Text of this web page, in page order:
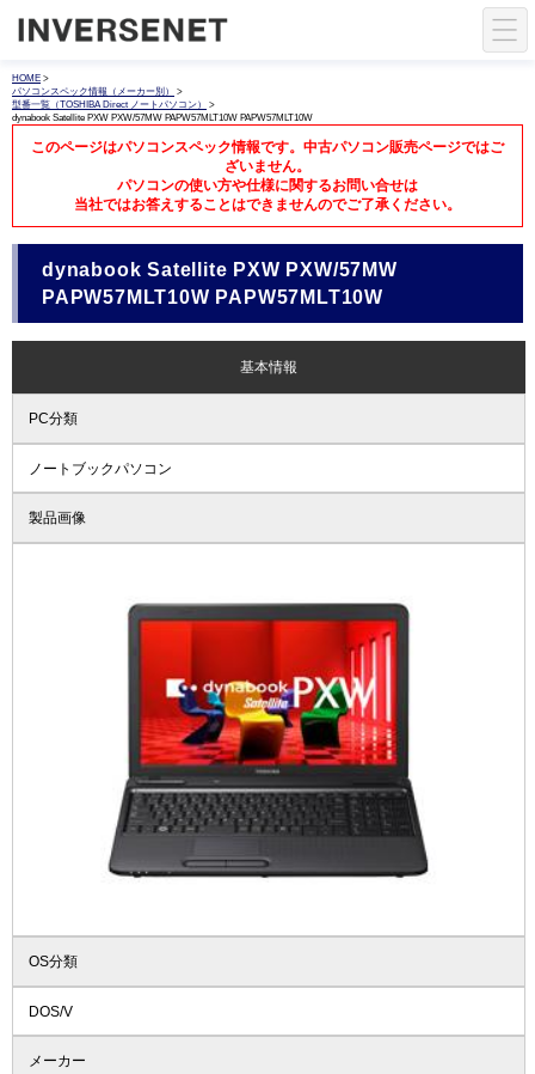
HOME >
パソコンスペック情報（メーカー別）
>
型番一覧（TOSHIBA Direct ノートパソコン）
>
dynabook Satellite PXW PXW/57MW PAPW57MLT10W PAPW57MLT10W
このページはパソコンスペック情報です。中古パソコン販売ページではご
ざいません。
パソコンの使い方や仕様に関するお問い合せは
当社ではお答えすることはできませんのでご了承ください。
dynabook Satellite PXW PXW/57MW
PAPW57MLT10W PAPW57MLT10W
基本情報
PC分類
ノートブックパソコン
製品画像
OS分類
DOS/V
メーカー